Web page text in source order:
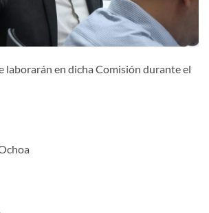
laborarán en dicha Comisión durante el